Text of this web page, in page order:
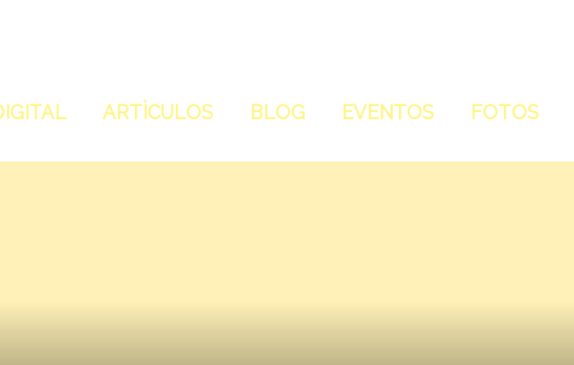
ARTÌCULOS BLOG EVENTOS FOTOS